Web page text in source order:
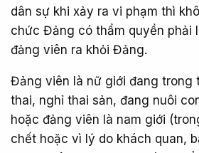
dân sự khi xảy ra vi phạm thì
chức Đảng có thẩm quyền phải
đảng viên ra khỏi Đảng.
Đảng viên là nữ giới đang trong
thai, nghỉ thai sản, đang nuôi
hoặc đảng viên là nam giới
chết hoặc vì lý do khách quan,